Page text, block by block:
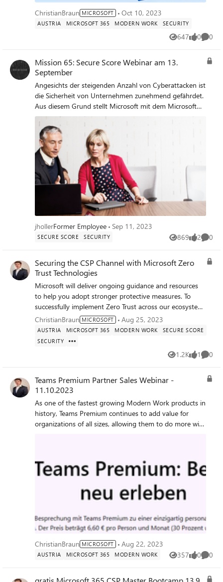
ChristianBraun MICROSOFT Oct 10, 2023
AUSTRIA MICROSOFT 365 MODERN WORK SECURITY
647
Views 0
likes 0
Mission 65: Secure Score Webinar am 13.
September
Angesichts der steigenden Anzahl von Cyberattacken ist
die Sicherheit von Unternehmen zunehmend gefährdet.
Aus diesem Grund stellt Microsoft mit dem Microsoft
Secure Score ein kostenloses Tool zur Verfügung, mit
dem die aktuelle Sicherheitskonfiguration anhand einer
Punktzahl bewertet wird. Auf dieser Grundlage wird eine
Empfehlung zur Verbesserung der Sicherheitslage
erstellt. Dadurch können zielgerichtete Maßnahmen
ergriffen werden, um die Punktzahl zu erhöhen und die
eigene Sicherheit effektiv zu stärken. 13. September |
15:00 - 16:00 Uhr Agenda Secure Score in Azure und
Sicherheitseinstellungen Funktionen und Features Best
jhollerFormer Employee Sep 11, 2023
SECURE SCORE SECURITY 869
Views 2
likes 0
Securing the CSP Channel with Microsoft Zero
Trust Technologies
Microsoft will deliver ongoing guidance and resources
to help you adopt stronger protective measures. To
successfully implement Zero Trust across our ecosystem,
we’re relying on additionally Microsoft Partners to take
the necessary security actions. By working together, we
can better plan for shifts in the cybersecurity landscape
Attached you can find necessary best practices and
ChristianBraun MICROSOFT Aug 25, 2023
AUSTRIA MICROSOFT 365 MODERN WORK
SECURE SCORE
SECURITY
1.2K
Views 1
like 0
Teams Premium Partner Sales Webinar -
11.10.2023
As one of the fastest growing Modern Work products in
history, Teams Premium continues to add value for
organizations of all sizes, allowing them to do more with
add value in different customer use cases, best practices
from real customer scenarios on driving adoption, and
close with the Partner opportunity. Spaces limited - sign
up today to reserve your seat!
ChristianBraun MICROSOFT Aug 22, 2023
AUSTRIA MICROSOFT 365 MODERN WORK 357
Views 0
likes 0